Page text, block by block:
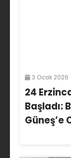
3 Ocak 2026
24
Başladı:
Güneş’e